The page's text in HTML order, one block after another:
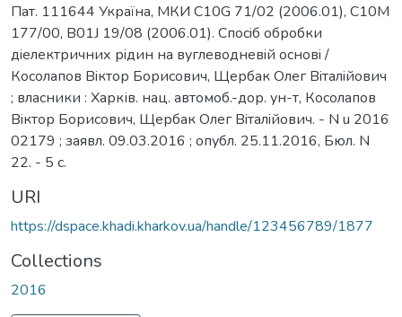
Пат. 111644 Україна, МКИ C10G 71/02 (2006.01), C10M
177/00, B01J 19/08 (2006.01). Спосiб обробки
дiелектричних рiдин на вуглеводневiй основi /
Косолапов Вiктор Борисович, Щербак Олег Вiталiйович
; власники : Харків. нац. автомоб.-дор. ун-т, Косолапов
Вiктор Борисович, Щербак Олег Вiталiйович. - N u 2016
02179 ; заявл. 09.03.2016 ; опубл. 25.11.2016, Бюл. N
22. - 5 с.
URI
https://dspace.khadi.kharkov.ua/handle/123456789/1877
Collections
2016